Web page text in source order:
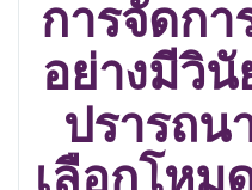
การจัดก
อย่างมีวิ
ปรารถน
เลือกโหม